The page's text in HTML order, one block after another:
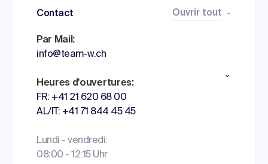
Contact Ouvrir tout
Par Mail:
info@team-w.ch
Heures d'ouvertures:
FR: +41 21 620 68 00
AL/IT: +41 71 844 45 45
Lundi - vendredi:
08:00 - 12:15 Uhr